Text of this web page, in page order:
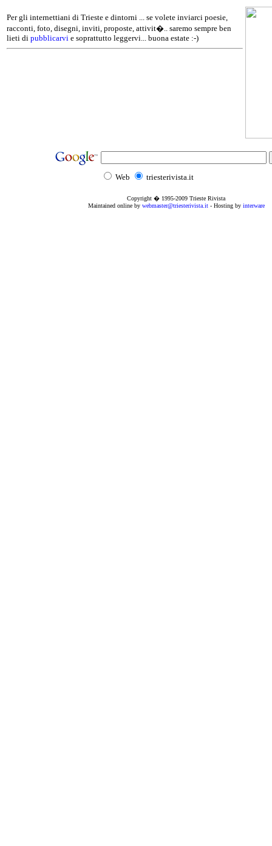
Per gli internettiani di Trieste e dintorni ... se volete inviarci poesie,
racconti, foto, disegni, inviti, proposte, attivit�.. saremo sempre ben
lieti di pubblicarvi e soprattutto leggervi... buona estate :-)
Web triesterivista.it
Copyright � 1995-2009 Trieste Rivista
Maintained online by webmaster@triesterivista.it- Hosting by interware